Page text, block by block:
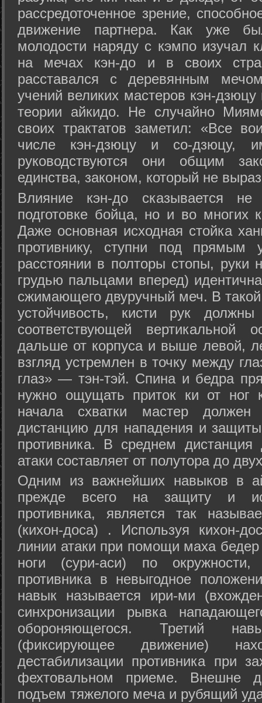
рассредоточенное зрение,
движение партнера. Как уже
молодости наряду с кэмпо изучал
на мечах кэн-до и в своих
расставался с деревянным
учений великих мастеров кэн-
теории айкидо. Не случайно
своих трактатов заметил: «Все
числе кэн-дзюцу и со-дзюцу,
руководствуются они общим
единства, законом, который не
Влияние кэн-до сказывается не
подготовке бойца, но и во многих
Даже основная исходная стойка
противнику, ступни под прямым
расстоянии в полторы стопы, руки
грудью пальцами вперед)
сжимающего двуручный меч. В
устойчивость, кисти рук
соответствующей
дальше от корпуса и выше левой,
взгляд устремлен в точку между
глаз» — тэн-тэй. Спина и бедра
нужно ощущать приток ки от
начала схватки мастер должен
дистанцию для нападения и
противника. В среднем
атаки составляет от полутора до
Одним из важнейших навыков в
прежде всего на защиту и
противника, является так
(кихон-доса) . Используя кихон-
линии атаки при помощи маха
ноги (сури-аси) по
противника в невыгодное
навык называется ири-ми
синхронизации рывка
обороняющегося. Третий
(фиксирующее движение)
дестабилизации противника при
фехтовальном приеме. Внешне
подъем тяжелого меча и рубящий